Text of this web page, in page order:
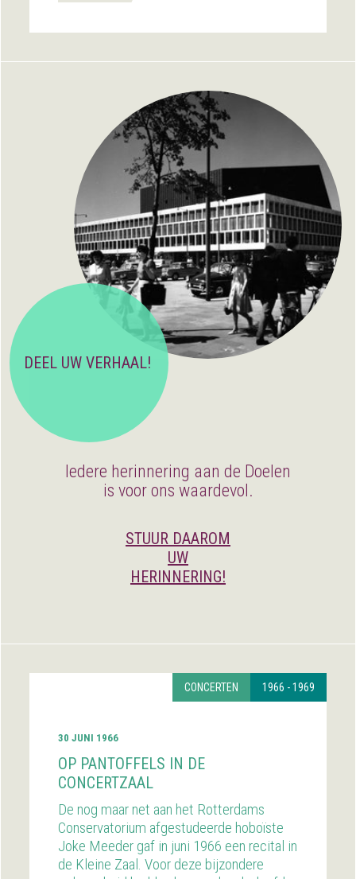
DEEL UW VERHAAL!
Iedere herinnering aan de Doelen
is voor ons waardevol.
STUUR DAAROM
UW
HERINNERING!
CONCERTEN 1966 - 1969
30 JUNI 1966
OP PANTOFFELS IN DE
CONCERTZAAL
De nog maar net aan het Rotterdams
Conservatorium afgestudeerde hoboïste
Joke Meeder gaf in juni 1966 een recital in
de Kleine Zaal. Voor deze bijzondere